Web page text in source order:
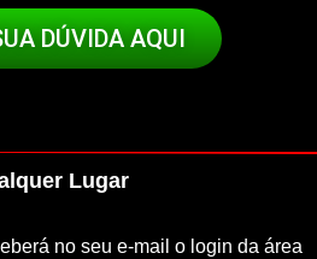
DÚVIDA AQUI
Lugar
no seu e-mail o login da área